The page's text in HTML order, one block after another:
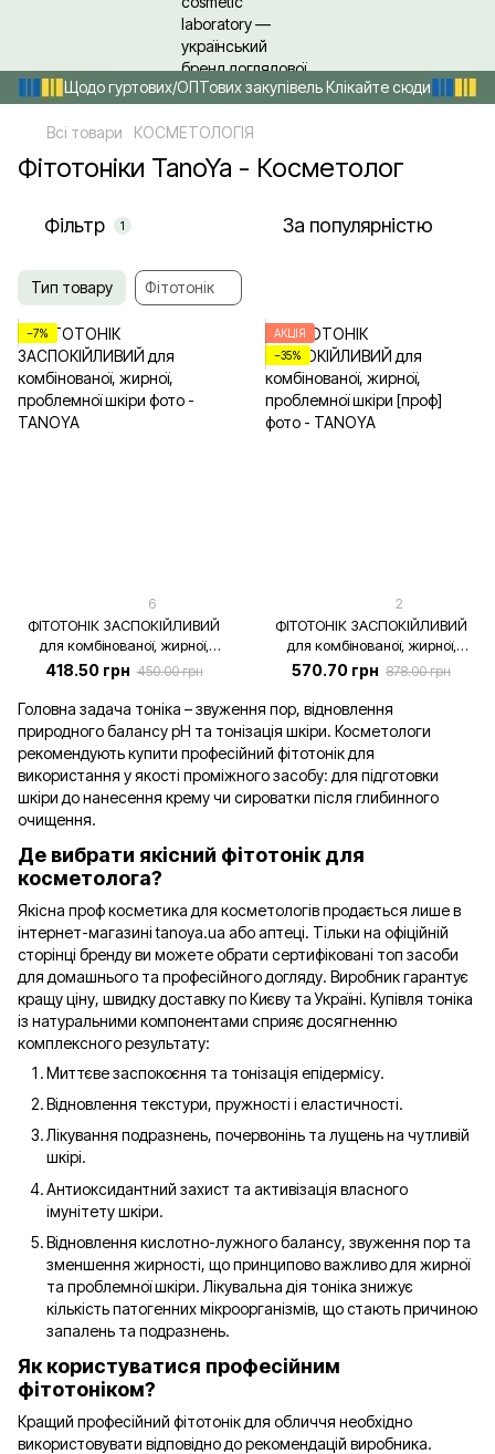
Щодо гуртових/ОПТових закупівель Клікайте сюди
Всі товари КОСМЕТОЛОГІЯ
Фітотоніки TanoYa - Косметолог
Фільтр 1 За популярністю
Тип товару Фітотонік
−7%
6
ФІТОТОНІК ЗАСПОКІЙЛИВИЙ
для комбінованої, жирної,
проблемної шкіри, 200 мл
418.50 грн 450.00 грн
АКЦІЯ
−35%
2
ФІТОТОНІК ЗАСПОКІЙЛИВИЙ
для комбінованої, жирної,
проблемної шкіри [проф], 500
мл
570.70 грн 878.00 грн
Головна задача тоніка – звуження пор, відновлення
природного балансу рН та тонізація шкіри. Косметологи
рекомендують купити професійний фітотонік для
використання у якості проміжного засобу: для підготовки
шкіри до нанесення крему чи сироватки після глибинного
очищення.
Де вибрати якісний фітотонік для
косметолога?
Якісна проф косметика для косметологів продається лише в
інтернет-магазині tanoya.ua або аптеці. Тільки на офіційній
сторінці бренду ви можете обрати сертифіковані топ засоби
для домашнього та професійного догляду. Виробник гарантує
кращу ціну, швидку доставку по Києву та Україні. Купівля тоніка
із натуральними компонентами сприяє досягненню
комплексного результату:
Миттєве заспокоєння та тонізація епідермісу.
Відновлення текстури, пружності і еластичності.
Лікування подразнень, почервонінь та лущень на чутливій
шкірі.
Антиоксидантний захист та активізація власного
імунітету шкіри.
Відновлення кислотно-лужного балансу, звуження пор та
зменшення жирності, що принципово важливо для жирної
та проблемної шкіри. Лікувальна дія тоніка знижує
кількість патогенних мікроорганізмів, що стають причиною
запалень та подразнень.
Як користуватися професійним
фітотоніком?
Кращий професійний фітотонік для обличчя необхідно
використовувати відповідно до рекомендацій виробника.